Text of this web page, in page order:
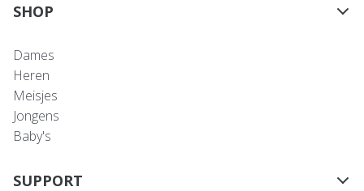
SHOP
Dames
Heren
Meisjes
Jongens
Baby's
SUPPORT